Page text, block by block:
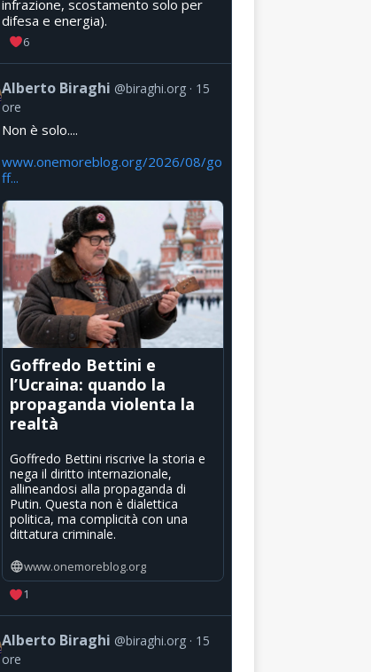
infrazione, scostamento solo per
difesa e energia).
6
Alberto Biraghi @biraghi.org
15
ore
Non è solo....
www.onemoreblog.org/2026/08/go
ff...
Goffredo Bettini e
l’Ucraina: quando la
propaganda violenta la
realtà
Goffredo Bettini riscrive la storia e
nega il diritto internazionale,
allineandosi alla propaganda di
Putin. Questa non è dialettica
politica, ma complicità con una
dittatura criminale.
www.onemoreblog.org
1
Alberto Biraghi @biraghi.org
15
ore